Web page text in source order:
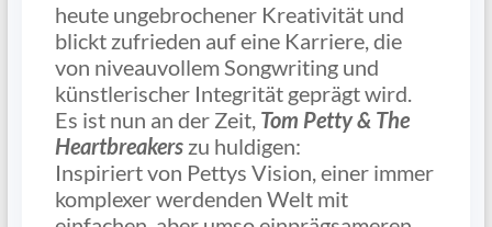
heute ungebrochener Kreativität und
blickt zufrieden auf eine Karriere, die
von niveauvollem Songwriting und
künstlerischer Integrität geprägt wird.
Es ist nun an der Zeit, Tom Petty & The
Heartbreakers zu huldigen:
Inspiriert von Pettys Vision, einer immer
komplexer werdenden Welt mit